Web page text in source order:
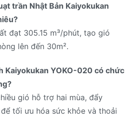
trần Nhật Bản Kaiyokukan
đạt 305.15 m³/phút, tạo gió
lên đến 30m².
Kaiyokukan YOKO-020 có chức
gió hỗ trợ hai mùa, đẩy
tối ưu hóa sức khỏe và thoải